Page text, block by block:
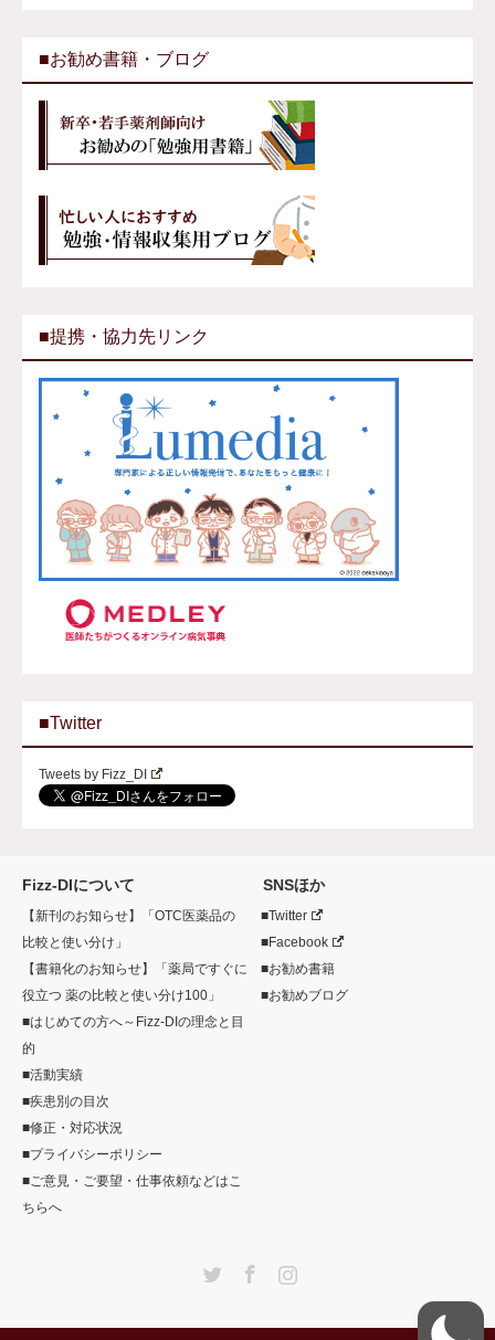
■お勧め書籍・ブログ
■提携・協力先リンク
■Twitter
Tweets by Fizz_DI
Fizz-DIについて
【新刊のお知らせ】「OTC医薬品の
比較と使い分け」
【書籍化のお知らせ】「薬局ですぐに
役立つ 薬の比較と使い分け100」
■はじめての方へ～Fizz-DIの理念と目
的
■活動実績
■疾患別の目次
■修正・対応状況
■プライバシーポリシー
■ご意見・ご要望・仕事依頼などはこ
ちらへ
SNSほか
■Twitter
■Facebook
■お勧め書籍
■お勧めブログ
Instagram